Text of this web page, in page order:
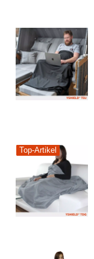
Top-Artikel